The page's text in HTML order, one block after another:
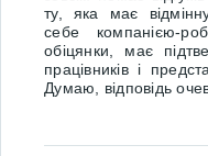
ту, яка має
себе компанією-
обіцянки, має
працівників і
Думаю, відповідь